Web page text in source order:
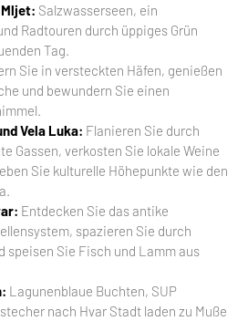
Salzwasserseen, ein
Radtouren durch üppiges Grün
Tag.
Sie in versteckten Häfen, genießen
und bewundern Sie einen
Vela Luka: Flanieren Sie durch
Gassen, verkosten Sie lokale Weine
Sie kulturelle Höhepunkte wie den
Entdecken Sie das antike
spazieren Sie durch
speisen Sie Fisch und Lamm aus
Lagunenblaue Buchten, SUP
nach Hvar Stadt laden zu Muße